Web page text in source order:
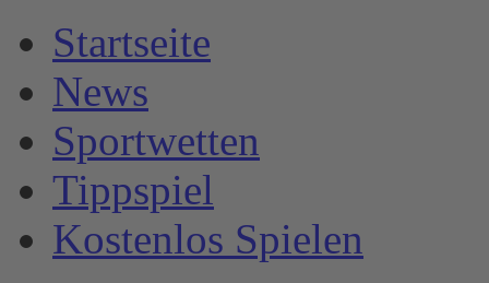
Startseite
News
Sportwetten
Tippspiel
Kostenlos Spielen